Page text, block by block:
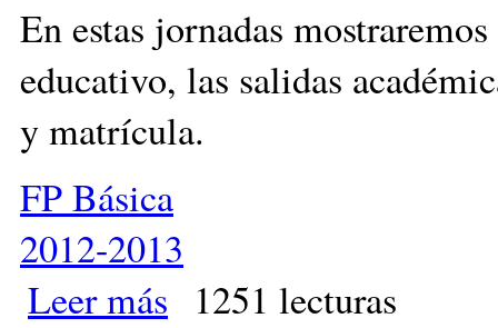
En estas jornadas
educativo, las salidas
y matrícula.
FP Básica
2012-2013
Leer más sobre Jornadas de puertas abiertas de los PCPI del
1251 lecturas